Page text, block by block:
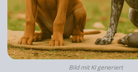
Bild mit KI generiert